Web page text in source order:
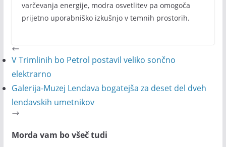
varčevanja energije, modra osvetlitev pa omogoča
prijetno uporabniško izkušnjo v temnih prostorih.
V Trimlinih bo Petrol postavil veliko sončno
elektrarno
Galerija-Muzej Lendava bogatejša za deset del dveh
lendavskih umetnikov
Morda vam bo všeč tudi